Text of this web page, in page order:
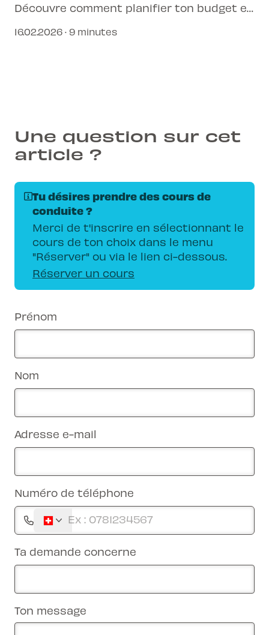
Découvre comment planifier ton budget et
Suisse.
16.02.2026 · 9 minutes
Une question sur cet
article ?
Tu désires prendre des cours de
conduite ?
Merci de t'inscrire en sélectionnant le
cours de ton choix dans le menu
"Réserver" ou via le lien ci-dessous.
Réserver un cours
Prénom
Nom
Adresse e-mail
Numéro de téléphone
Ta demande concerne
Ton message